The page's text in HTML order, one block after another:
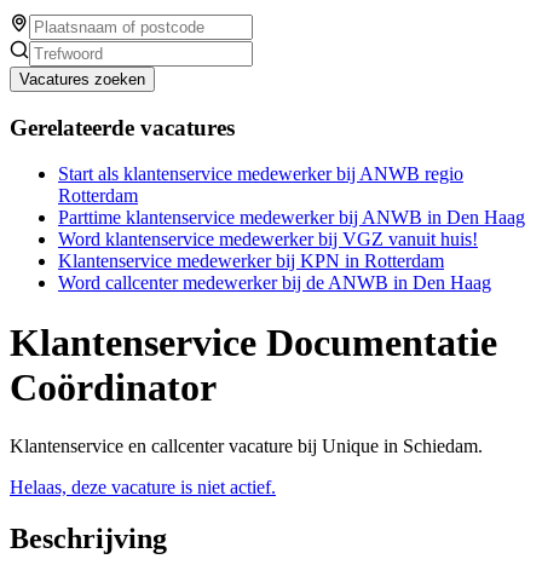
Vacatures zoeken
Gerelateerde vacatures
Start als klantenservice medewerker bij ANWB regio
Rotterdam
Parttime klantenservice medewerker bij ANWB in Den Haag
Word klantenservice medewerker bij VGZ vanuit huis!
Klantenservice medewerker bij KPN in Rotterdam
Word callcenter medewerker bij de ANWB in Den Haag
Klantenservice Documentatie
Coördinator
Klantenservice en callcenter vacature bij Unique in Schiedam.
Helaas, deze vacature is niet actief.
Beschrijving